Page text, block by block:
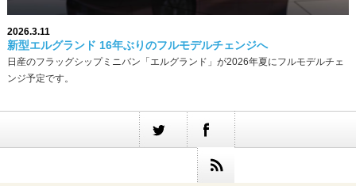
2026.3.11
新型エルグランド 16年ぶりのフルモデルチェンジへ
日産のフラッグシップミニバン「エルグランド」が2026年夏にフルモデルチェ
ンジ予定です。